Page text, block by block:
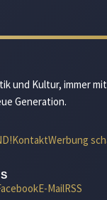
und Kultur, immer
Generation.
KontaktWerbung
E-MailRSS